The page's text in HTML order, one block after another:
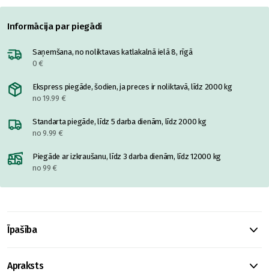
Informācija par piegādi
Saņemšana, no noliktavas katlakalnā ielā 8, rīgā
0 €
Ekspress piegāde, šodien, ja preces ir noliktavā, līdz 2000 kg
no 19.99 €
Standarta piegāde, līdz 5 darba dienām, līdz 2000 kg
no 9.99 €
Piegāde ar izkraušanu, līdz 3 darba dienām, līdz 12000 kg
no 99 €
Īpašība
Apraksts